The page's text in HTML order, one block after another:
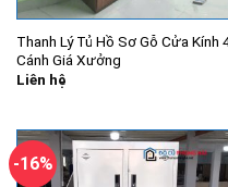
Thanh Lý Tủ Hồ Sơ Gỗ Cửa Kính
Cánh Giá Xưởng
Liên hệ
-16%